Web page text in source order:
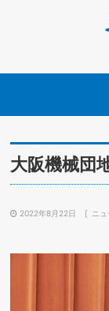
大阪機械団
2022年8月22日 ニュ